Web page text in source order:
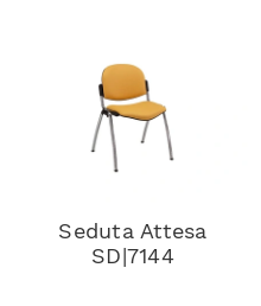
Seduta Attesa
SD|7144